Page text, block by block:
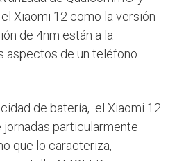
Xiaomi 12 como la versión
de 4nm están a la
aspectos de un teléfono
de batería, el Xiaomi 12
particularmente
que lo caracteriza,